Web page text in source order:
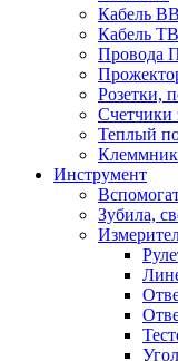
Кабель
Кабель
Провода
Розетки,
Счетчики
Теплый
Инструмент
Зубила,